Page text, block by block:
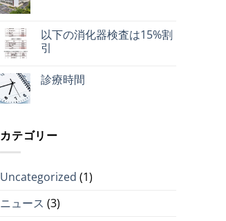
以下の消化器検査は15%割
引
診療時間
カテゴリー
Uncategorized (1)
ニュース (3)